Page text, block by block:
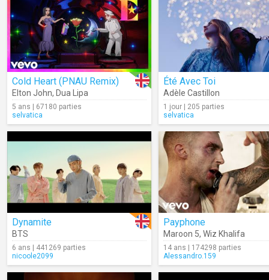
Cold Heart (PNAU Remix)
Elton John, Dua Lipa
5 ans | 67180 parties
selvatica
Été Avec Toi
Adèle Castillon
1 jour | 205 parties
selvatica
Dynamite
BTS
6 ans | 441269 parties
nicoole2099
Payphone
Maroon 5, Wiz Khalifa
14 ans | 174298 parties
Alessandro.159